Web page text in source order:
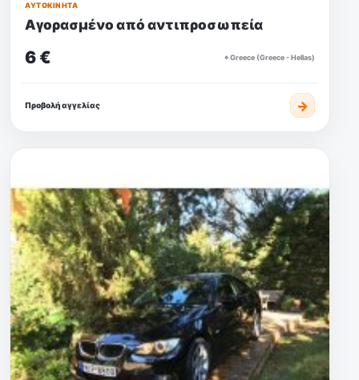
ΑΥΤΟΚΊΝΗΤΑ
Αγορασμένο από αντιπροσωπεία
6 € ⌖ Greece (Greece - Hellas)
Προβολή αγγελίας →